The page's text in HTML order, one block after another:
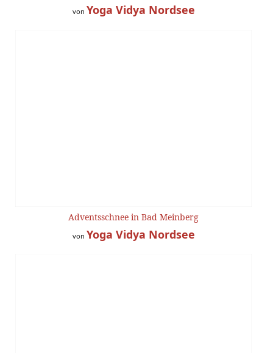
von Yoga Vidya Nordsee
Adventsschnee in Bad Meinberg
von Yoga Vidya Nordsee